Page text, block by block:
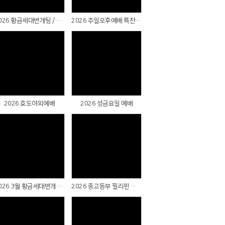
2026 황금세대번개팅 / 마장호수출렁다리(파주) 2026 주일오후예배 특찬 & 실버대학장구반 공연
2026 효도야외예배 2026 성금요일 예배
2026 3월 황금세대번개팅(대부도) 2026 중고등부 필리핀 단기선교 파송예배